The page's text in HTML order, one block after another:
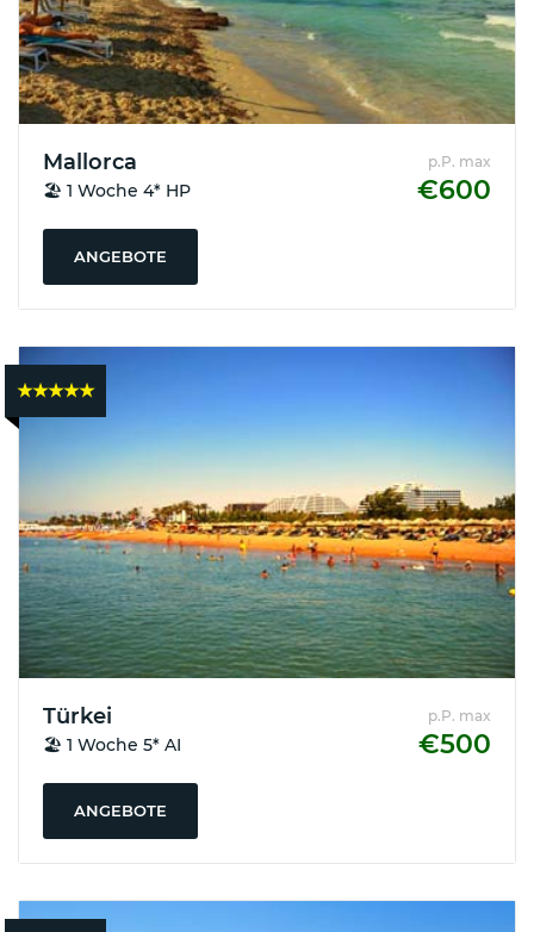
Mallorca
🏖️ 1 Woche 4* HP
p.P. max
€600
ANGEBOTE
★★★★★
Türkei
🏖️ 1 Woche 5* AI
p.P. max
€500
ANGEBOTE